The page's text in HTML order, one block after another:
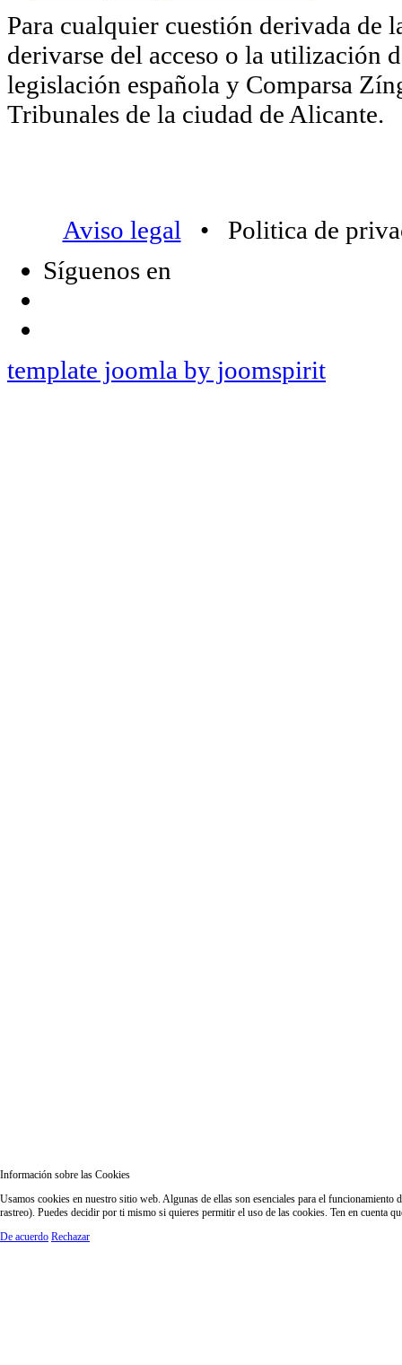
Para cualquier cuestión derivada
derivarse del acceso o la utilización
legislación española y Comparsa
Tribunales de la ciudad de Alicante.
Aviso legal • Politica de
Síguenos en
template joomla by joomspirit
Información sobre las Cookies
Usamos cookies en nuestro sitio web. Algunas de ellas son esenciales para el
rastreo). Puedes decidir por ti mismo si quieres permitir el uso de las cookies. Ten en cuenta
De acuerdo Rechazar